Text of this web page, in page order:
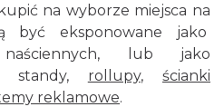
na wyborze miejsca na
być eksponowane jako
lub jako
standy, rollupy, ścianki
reklamowe.